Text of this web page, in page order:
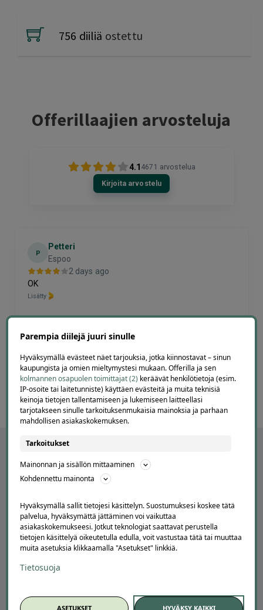
756 diiliä ostettu
Offerillaajien arvosteluja
4.1 4671 arvostelua
Kirjoita arvostelu
P
Petteri
Espoo
2 days ago
OK
Lisätty
Page
3 / 60
APUA JA NEUVOJA
Peruuta tilaus
Kuinka Offerilla toimii
Parempia diilejä juuri sinulle
Hyväksymällä evästeet näet tarjouksia, jotka kiinnostavat – sinun
kaupungista ja omien mieltymystesi mukaan. Offerilla ja sen
kolmannen osapuolen toimittajat (2) keräävät henkilötietoja (esim.
IP-osoite tai laitetunniste) käyttäen evästeitä ja muita teknisiä
keinoja tietojen tallentamiseen ja lukemiseen laitteellasi
tarjotakseen sinulle tarkoituksenmukaisia mainoksia ja parhaan
mahdollisen asiakaskokemuksen.
Tarkoitukset
Mainonnan ja sisällön mittaaminen
Kohdennettu mainonta
Hyväksymällä sallit tietojesi käsittelyn. Suostumuksesi koskee tätä
palvelua, hyväksymättä jättäminen voi vaikuttaa
asiakaskokemukseesi. Jotkut teknologiat saattavat perustella
tietojen käsittelyä oikeutetulla edulla, voit vastustaa tätä tai muuttaa
muita asetuksia klikkaamalla "Asetukset" linkkiä.
Tietosuoja
ASETUKSET HYVÄKSY KAIKKI